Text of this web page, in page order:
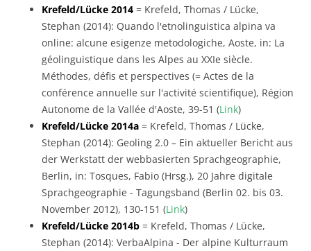
Krefeld/Lücke 2014 = Krefeld, Thomas / Lücke,
Stephan (2014): Quando l'etnolinguistica alpina va
online: alcune esigenze metodologiche, Aoste, in: La
géolinguistique dans les Alpes au XXIe siècle.
Méthodes, défis et perspectives (= Actes de la
conférence annuelle sur l'activité scientifique), Région
Autonome de la Vallée d'Aoste, 39-51 (Link)
Krefeld/Lücke 2014a = Krefeld, Thomas / Lücke,
Stephan (2014): Geoling 2.0 – Ein aktueller Bericht aus
der Werkstatt der webbasierten Sprachgeographie,
Berlin, in: Tosques, Fabio (Hrsg.), 20 Jahre digitale
Sprachgeographie - Tagungsband (Berlin 02. bis 03.
November 2012), 130-151 (Link)
Krefeld/Lücke 2014b = Krefeld, Thomas / Lücke,
Stephan (2014): VerbaAlpina - Der alpine Kulturraum